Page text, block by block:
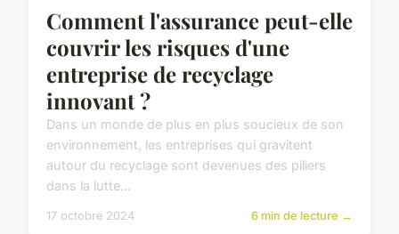
Comment l'assurance peut-elle
couvrir les risques d'une
entreprise de recyclage
innovant ?
Dans un monde de plus en plus soucieux de son
environnement, les entreprises qui gravitent
autour du recyclage sont devenues des piliers
dans la lutte...
17 octobre 2024 6 min de lecture →